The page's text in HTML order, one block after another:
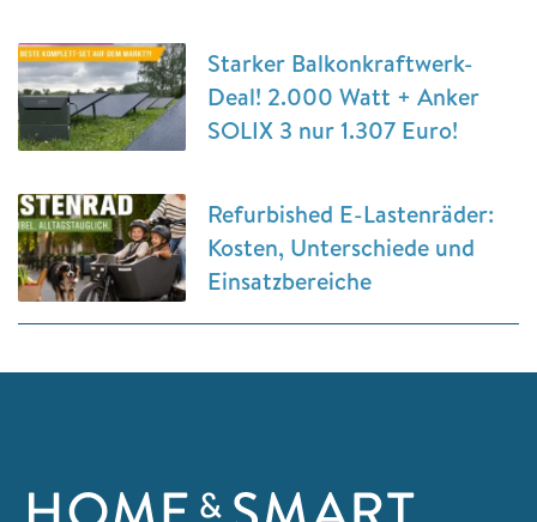
Starker Balkonkraftwerk-
Deal! 2.000 Watt + Anker
SOLIX 3 nur 1.307 Euro!
Refurbished E-Lastenräder:
Kosten, Unterschiede und
Einsatzbereiche